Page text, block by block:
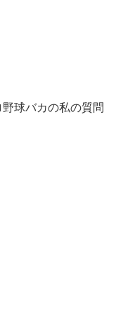
球バカの私の質問